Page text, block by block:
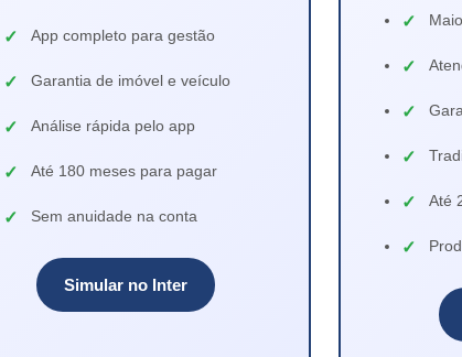
App completo para gestão
Garantia de imóvel e veículo
Análise rápida pelo app
Até 180 meses para pagar
Sem anuidade na conta
Simular no Inter
Até